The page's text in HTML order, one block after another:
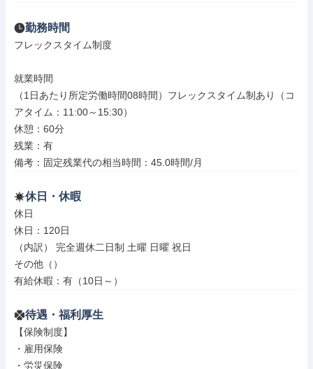
勤務時間
フレックスタイム制度
就業時間
（1日あたり所定労働時間08時間）フレックスタイム制あり（コ
アタイム：11:00～15:30）
休憩：60分
残業：有
備考：固定残業代の相当時間：45.0時間/月
休日・休暇
休日
休日：120日
（内訳） 完全週休二日制 土曜 日曜 祝日
その他（）
有給休暇：有（10日～）
待遇・福利厚生
【保険制度】
・雇用保険
・労災保険